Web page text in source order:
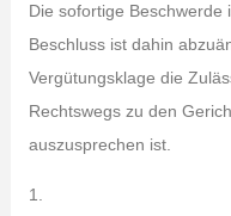
Die sofortige
Beschluss ist dahin
Vergütungsklage die
Rechtswegs zu den
auszusprechen ist.
1.